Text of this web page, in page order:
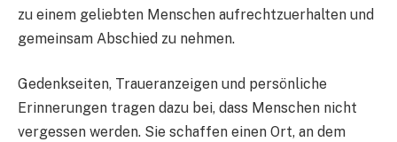
zu einem geliebten Menschen aufrechtzuerhalten und
gemeinsam Abschied zu nehmen.
Gedenkseiten, Traueranzeigen und persönliche
Erinnerungen tragen dazu bei, dass Menschen nicht
vergessen werden. Sie schaffen einen Ort, an dem